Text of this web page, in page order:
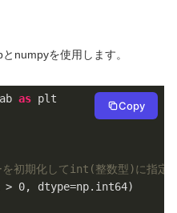
numpyを使用します。
as
初期化してint(整数型)に指定
> 0, dtype=np.int64)
Copy